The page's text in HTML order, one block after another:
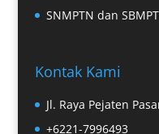
SNMPTN dan
Kontak Kami
Jl. Raya Pejaten
+6221-7996493